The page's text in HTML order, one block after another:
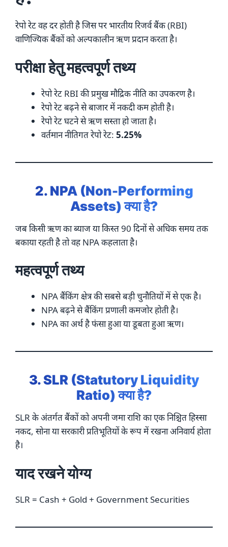
रेपो रेट वह दर होती है जिस पर भारतीय रिजर्व बैंक (RBI)
वाणिज्यिक बैंकों को अल्पकालीन ऋण प्रदान करता है।
परीक्षा हेतु महत्वपूर्ण तथ्य
रेपो रेट RBI की प्रमुख मौद्रिक नीति का उपकरण है।
रेपो रेट बढ़ने से बाजार में नकदी कम होती है।
रेपो रेट घटने से ऋण सस्ता हो जाता है।
वर्तमान नीतिगत रेपो रेट: 5.25%
2. NPA (Non-Performing
Assets) क्या है?
जब किसी ऋण का ब्याज या किस्त 90 दिनों से अधिक समय तक
बकाया रहती है तो वह NPA कहलाता है।
महत्वपूर्ण तथ्य
NPA बैंकिंग क्षेत्र की सबसे बड़ी चुनौतियों में से एक है।
NPA बढ़ने से बैंकिंग प्रणाली कमजोर होती है।
NPA का अर्थ है फंसा हुआ या डूबता हुआ ऋण।
3. SLR (Statutory Liquidity
Ratio) क्या है?
SLR के अंतर्गत बैंकों को अपनी जमा राशि का एक निश्चित हिस्सा
नकद, सोना या सरकारी प्रतिभूतियों के रूप में रखना अनिवार्य होता
है।
याद रखने योग्य
SLR = Cash + Gold + Government Securities